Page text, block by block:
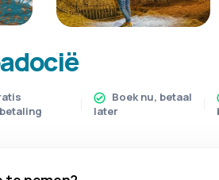
Boek nu, betaal
later